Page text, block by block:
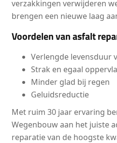
verzakkingen verwijderen
brengen een nieuwe laag
Voordelen van asfalt
Verlengde levensduur
Strak en egaal
Minder glad bij regen
Geluidsreductie
Met ruim 30 jaar ervaring
Wegenbouw aan het juiste
reparatie van de hoogste